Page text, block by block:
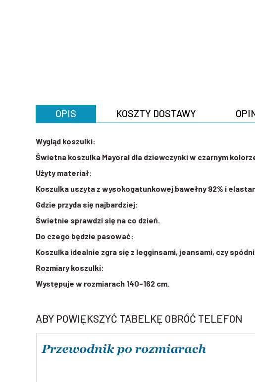
OPIS KOSZTY DOSTAWY
Wygląd koszulki:
Świetna koszulka Mayoral dla dziewczynki w czarnym
Użyty materiał:
Koszulka uszyta z wysokogatunkowej bawełny 92% i
Gdzie przyda się najbardziej:
Świetnie sprawdzi się na co dzień.
Do czego będzie pasować:
Koszulka idealnie zgra się z legginsami, jeansami, czy
Rozmiary koszulki:
Występuje w rozmiarach 140-162 cm.
ABY POWIĘKSZYĆ TABELKĘ OBRÓĆ TELEFON